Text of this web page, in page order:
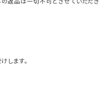
します。